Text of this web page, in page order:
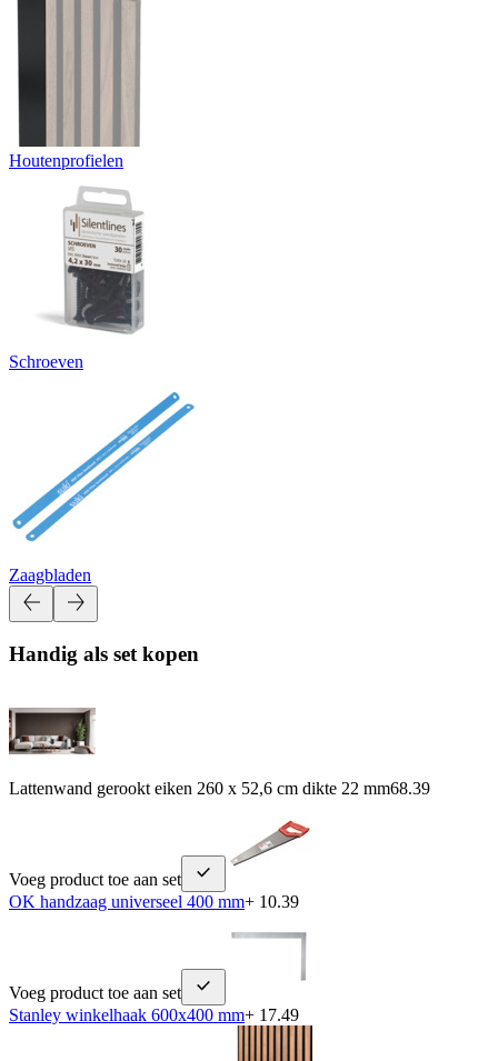
Houtenprofielen
Schroeven
Zaagbladen
Handig als set kopen
Lattenwand gerookt eiken 260 x 52,6 cm dikte 22 mm68.39
Voeg product toe aan set
OK handzaag universeel 400 mm+ 10.39
Voeg product toe aan set
Stanley winkelhaak 600x400 mm+ 17.49